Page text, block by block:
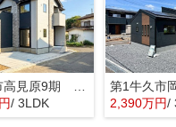
つくば市高見原9期 新築戸建
/ 3LDK 2,390万円/